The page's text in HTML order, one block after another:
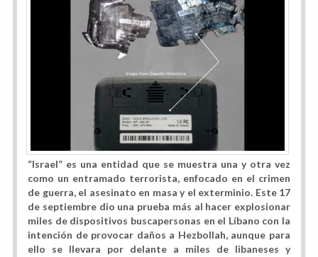
“Israel” es una entidad que se muestra una y otra vez
como un entramado terrorista, enfocado en el crimen
de guerra, el asesinato en masa y el exterminio. Este 17
de septiembre dio una prueba más al hacer explosionar
miles de dispositivos buscapersonas en el Líbano con la
intención de provocar daños a Hezbollah, aunque para
ello se llevara por delante a miles de libaneses y